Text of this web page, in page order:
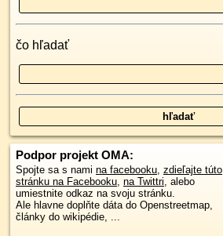
čo hľadať
Podpor projekt OMA:
Spojte sa s nami na facebooku, zdieľajte túto
stránku na Facebooku, na Twittri, alebo
umiestnite odkaz na svoju stránku.
Ale hlavne doplňte dáta do Openstreetmap,
články do wikipédie, ...